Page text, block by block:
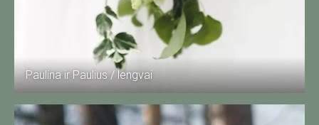
Paulina ir Paulius / lengvai